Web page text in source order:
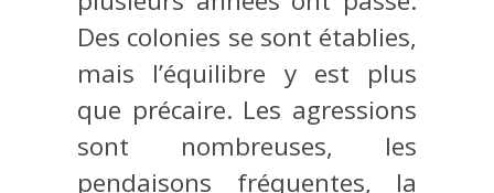
Des colonies se sont établies,
mais l’équilibre y est plus
que précaire. Les agressions
sont nombreuses, les
pendaisons fréquentes, la